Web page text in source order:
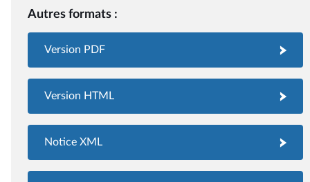
Autres formats :
Version PDF
Version HTML
Notice XML